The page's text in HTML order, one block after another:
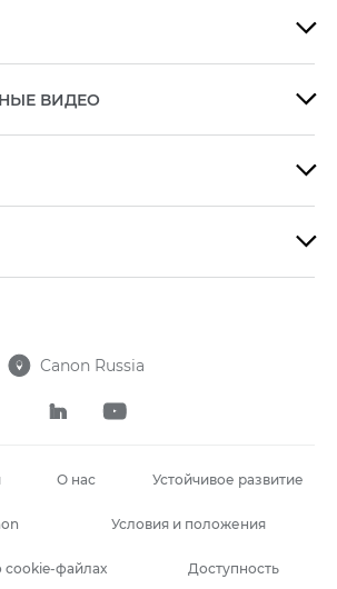

ВИДЕО 


 Canon Russia
 
О нас Устойчивое развитие
Условия и положения
файлах Доступность